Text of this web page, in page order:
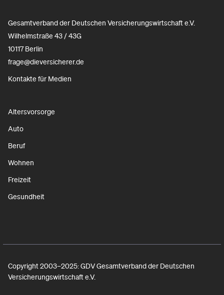
Gesamtverband der Deutschen Versicherungswirtschaft e.V.
Wilhelmstraße 43 / 43G
10117 Berlin
frage@dieversicherer.de
Kontakte für Medien
Altersvorsorge
Auto
Beruf
Wohnen
Freizeit
Gesundheit
Copyright 2003–2025: GDV Gesamtverband der Deutschen
Versicherungswirtschaft e.V.